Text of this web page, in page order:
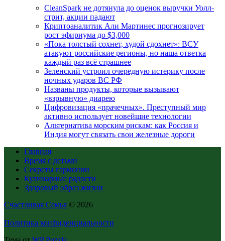
CleanSpark не дотянула до оценок выручки Уолл-
стрит, акции падают
Криптоаналитик Али Мартинес прогнозирует
рост эфириума до $3,000
«Пока толстый сохнет, худой сдохнет»: ВСУ
атакуют российские регионы, но наша ответка
каждый раз всё страшнее
Зеленский устроил очередную истерику после
ночных ударов ВС РФ
Названы продукты, которые вызывают
«взрывную» диарею
Цифровизация «прачечных». Преступный мир
активно использует новейшие технологии
Альтернатива морским рискам: как Россия и
Индия могут связать свои железные дороги
Главная
Время с детьми
Секреты гармонии
Кулинарные радости
Здоровый образ жизни
Счастливая Семья © 2026
Политика конфиденциальности